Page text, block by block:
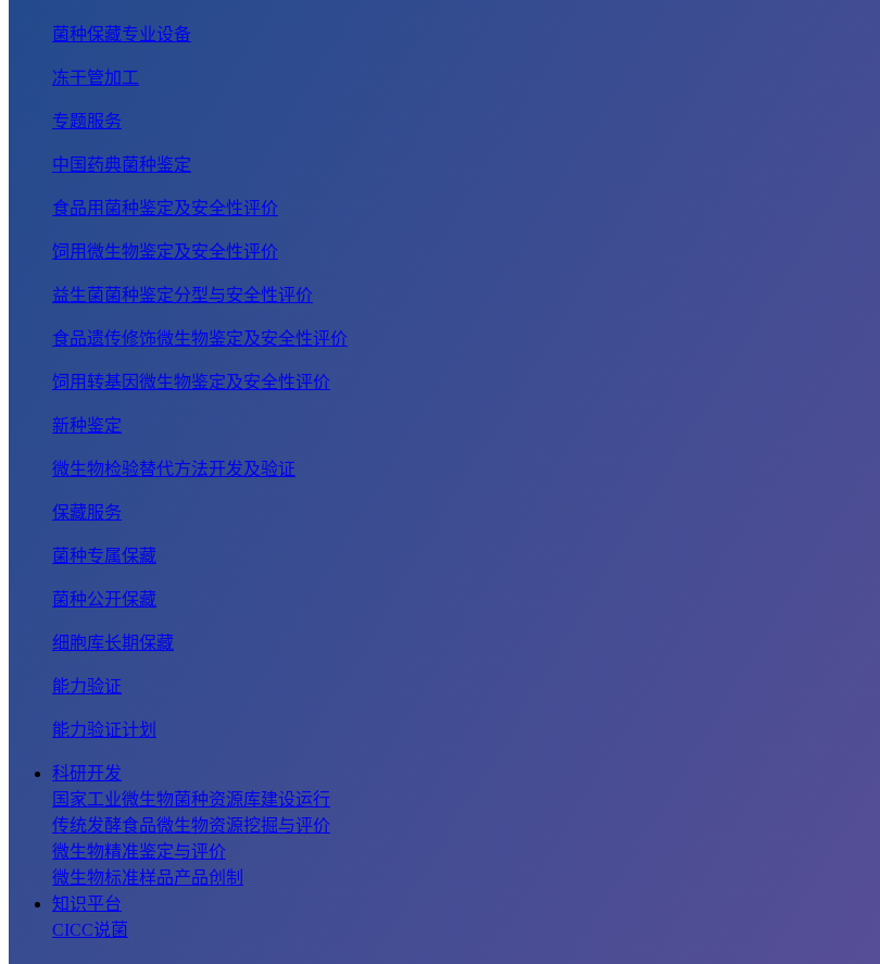
菌种保藏专业设备
冻干管加工
专题服务
中国药典菌种鉴定
食品用菌种鉴定及安全性评价
饲用微生物鉴定及安全性评价
益生菌菌种鉴定分型与安全性评价
食品遗传修饰微生物鉴定及安全性评价
饲用转基因微生物鉴定及安全性评价
新种鉴定
微生物检验替代方法开发及验证
保藏服务
菌种专属保藏
菌种公开保藏
细胞库长期保藏
能力验证
能力验证计划
科研开发
国家工业微生物菌种资源库建设运行
传统发酵食品微生物资源挖掘与评价
微生物精准鉴定与评价
微生物标准样品产品创制
知识平台
CICC说菌